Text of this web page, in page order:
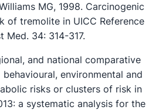
MG, 1998. Carcinogenic
of tremolite in UICC Reference
Med. 34: 314-317.
and national comparative
environmental and
risks or clusters of risk in
a systematic analysis for the